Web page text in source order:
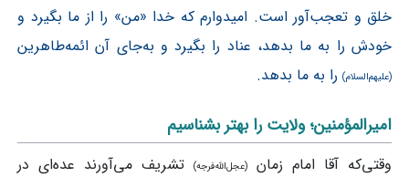
خلق و تعجب‌آور است. امیدوارم که خدا «من» را از ما بگیرد و
خودش را به ما بدهد، عناد را بگیرد و به‌جای آن ائمه‌طاهرین
(علیهم‌السلام) را به ما بدهد.
امیرالمؤمنین؛ ولایت را بهتر بشناسیم
وقتی‌که آقا امام زمان (عجل‌الله‌فرجه)
تشریف می‌آورند عده‌ای در